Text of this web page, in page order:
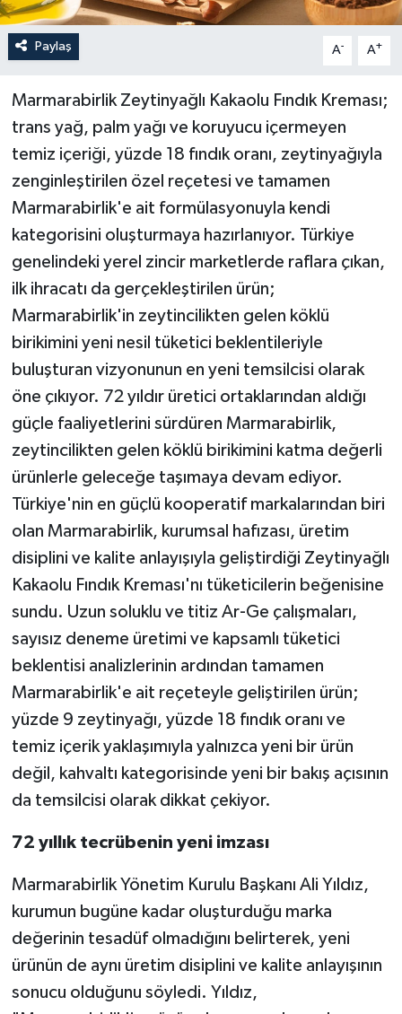
Paylaş A- A+
Marmarabirlik Zeytinyağlı Kakaolu Fındık Kreması;
trans yağ, palm yağı ve koruyucu içermeyen
temiz içeriği, yüzde 18 fındık oranı, zeytinyağıyla
zenginleştirilen özel reçetesi ve tamamen
Marmarabirlik'e ait formülasyonuyla kendi
kategorisini oluşturmaya hazırlanıyor. Türkiye
genelindeki yerel zincir marketlerde raflara çıkan,
ilk ihracatı da gerçekleştirilen ürün;
Marmarabirlik'in zeytincilikten gelen köklü
birikimini yeni nesil tüketici beklentileriyle
buluşturan vizyonunun en yeni temsilcisi olarak
öne çıkıyor. 72 yıldır üretici ortaklarından aldığı
güçle faaliyetlerini sürdüren Marmarabirlik,
zeytincilikten gelen köklü birikimini katma değerli
ürünlerle geleceğe taşımaya devam ediyor.
Türkiye'nin en güçlü kooperatif markalarından biri
olan Marmarabirlik, kurumsal hafızası, üretim
disiplini ve kalite anlayışıyla geliştirdiği Zeytinyağlı
Kakaolu Fındık Kreması'nı tüketicilerin beğenisine
sundu. Uzun soluklu ve titiz Ar-Ge çalışmaları,
sayısız deneme üretimi ve kapsamlı tüketici
beklentisi analizlerinin ardından tamamen
Marmarabirlik'e ait reçeteyle geliştirilen ürün;
yüzde 9 zeytinyağı, yüzde 18 fındık oranı ve
temiz içerik yaklaşımıyla yalnızca yeni bir ürün
değil, kahvaltı kategorisinde yeni bir bakış açısının
da temsilcisi olarak dikkat çekiyor.
72 yıllık tecrübenin yeni imzası
Marmarabirlik Yönetim Kurulu Başkanı Ali Yıldız,
kurumun bugüne kadar oluşturduğu marka
değerinin tesadüf olmadığını belirterek, yeni
ürünün de aynı üretim disiplini ve kalite anlayışının
sonucu olduğunu söyledi. Yıldız,